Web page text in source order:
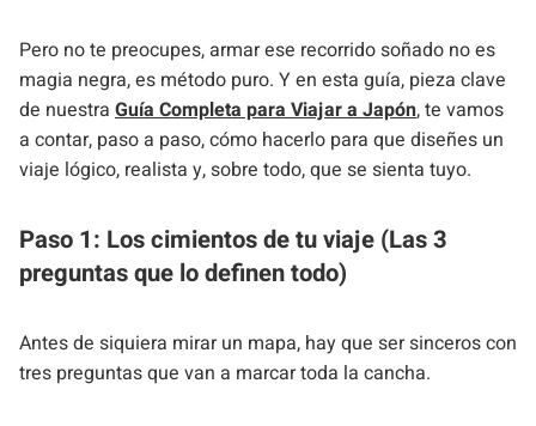
Pero no te preocupes, armar ese recorrido soñado no es
magia negra, es método puro. Y en esta guía, pieza clave
de nuestra Guía Completa para Viajar a Japón, te vamos
a contar, paso a paso, cómo hacerlo para que diseñes un
viaje lógico, realista y, sobre todo, que se sienta tuyo.
Paso 1: Los cimientos de tu viaje (Las 3
preguntas que lo definen todo)
Antes de siquiera mirar un mapa, hay que ser sinceros con
tres preguntas que van a marcar toda la cancha.